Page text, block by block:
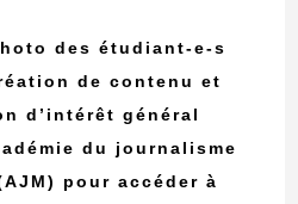
des étudiant-e-s
de contenu et
d’intérêt général
du journalisme
pour accéder à